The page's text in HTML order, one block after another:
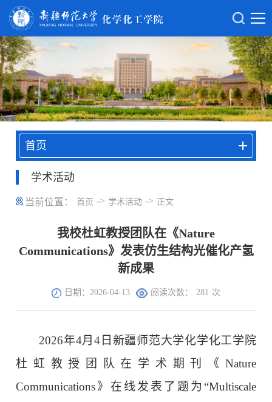
首页
学术活动
当前位置： 首页 -> 学术活动 -> 正文
我校杜虹教授团队在《Nature
Communications》发表仿生结构光催化产氢
新成果
日期：2026-04-13 阅读次数： 281 次
2026年4月4日新疆师范大学化学化工学院
杜虹教授团队在学术期刊《Nature
Communications》在线发表了题为“Multiscale